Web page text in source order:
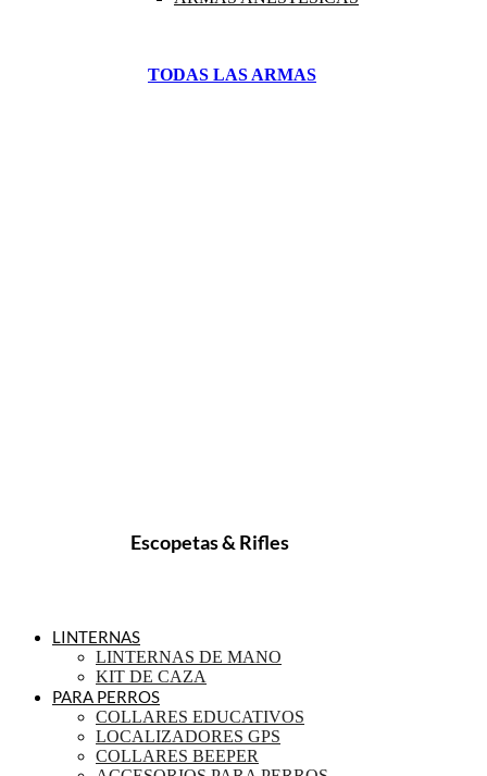
TODAS LAS ARMAS
Escopetas & Rifles
LINTERNAS
LINTERNAS DE MANO
KIT DE CAZA
PARA PERROS
COLLARES EDUCATIVOS
LOCALIZADORES GPS
COLLARES BEEPER